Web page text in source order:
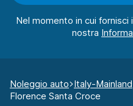
Nel momento in cui
nostra
Noleggio auto Italy-Mainland
Florence Santa Croce